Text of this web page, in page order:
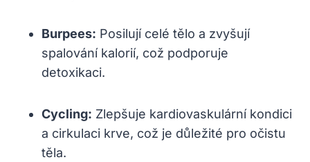
Burpees: Posilují celé tělo a zvyšují
spalování kalorií, což podporuje
detoxikaci.
Cycling: Zlepšuje kardiovaskulární kondici
a cirkulaci krve, což je důležité pro očistu
těla.